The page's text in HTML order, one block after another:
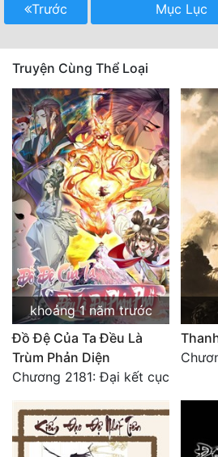
Trước Mục Lục
Truyện Cùng Thể Loại
khoảng 1 năm trước
Đồ Đệ Của Ta Đều Là
Trùm Phản Diện
Chương 2181: Đại kết cục